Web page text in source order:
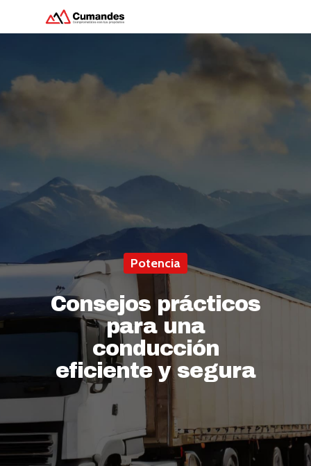
Hit enter to search or ESC to close
Potencia
Consejos prácticos
para una
conducción
eficiente y segura